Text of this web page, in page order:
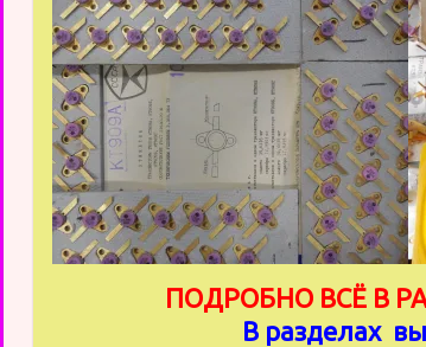
ПОДРОБНО ВСЁ В
В разделах